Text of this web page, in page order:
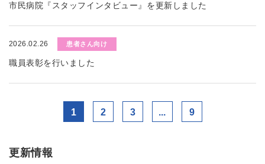
市民病院『スタッフインタビュー』を更新しました
2026.02.26 患者さん向け
職員表彰を行いました
1 2 3 ... 9
更新情報